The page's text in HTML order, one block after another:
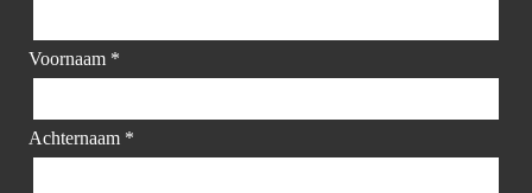
Voornaam *
Achternaam *